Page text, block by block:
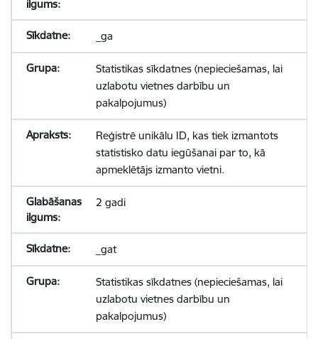
_ga
Statistikas sīkdatnes (nepieciešamas, lai
uzlabotu vietnes darbību un
pakalpojumus)
Reģistrē unikālu ID, kas tiek izmantots
statistisko datu iegūšanai par to, kā
apmeklētājs izmanto vietni.
2 gadi
_gat
Statistikas sīkdatnes (nepieciešamas, lai
uzlabotu vietnes darbību un
pakalpojumus)